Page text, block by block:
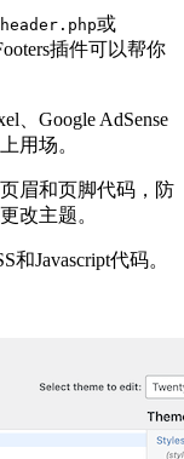
header.php或
插件可以帮你
、Google AdSense
用场。
眉和页脚代码，防
改主题。
Javascript代码。